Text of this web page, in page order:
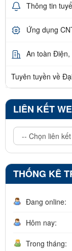
Thông tin
Ứng dụng
An toàn
Tuyên tuyền về
LIÊN KẾT
THỐNG KÊ
Đang online:
Hôm nay:
Trong tháng: